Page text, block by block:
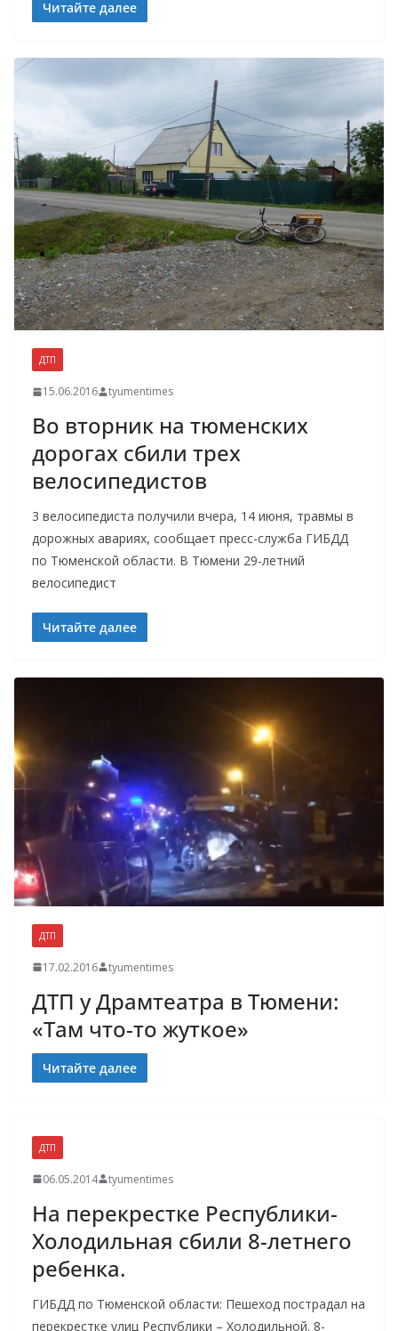
Читайте далее
ДТП
15.06.2016 tyumentimes
Во вторник на тюменских
дорогах сбили трех
велосипедистов
3 велосипедиста получили вчера, 14 июня, травмы в
дорожных авариях, сообщает пресс-служба ГИБДД
по Тюменской области. В Тюмени 29-летний
велосипедист
Читайте далее
ДТП
17.02.2016 tyumentimes
ДТП у Драмтеатра в Тюмени:
«Там что-то жуткое»
Читайте далее
ДТП
06.05.2014 tyumentimes
На перекрестке Республики-
Холодильная сбили 8-летнего
ребенка.
ГИБДД по Тюменской области: Пешеход пострадал на
перекрестке улиц Республики – Холодильной. 8-